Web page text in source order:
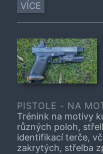
VÍCE
PISTOLE - NA
Trénink na motivy
různých poloh,
identifikací terče,
zakrytých, střelba